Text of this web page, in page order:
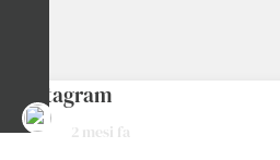
hotelrestaurantschennerhof
2 mesi fa